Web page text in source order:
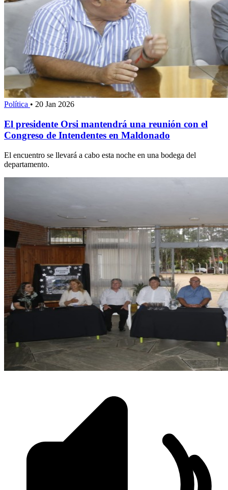
Política • 20 Jan 2026
El presidente Orsi mantendrá una reunión con el
Congreso de Intendentes en Maldonado
El encuentro se llevará a cabo esta noche en una bodega del
departamento.